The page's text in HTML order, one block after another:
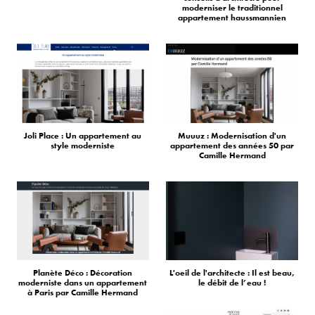
moderniser le traditionnel
appartement haussmannien
Joli Place : Un appartement au
style moderniste
Muuuz : Modernisation d'un
appartement des années 50 par
Camille Hermand
Planète Déco : Décoration
moderniste dans un appartement
à Paris par Camille Hermand
L'oeil de l'architecte : Il est beau,
le débit de l’eau !